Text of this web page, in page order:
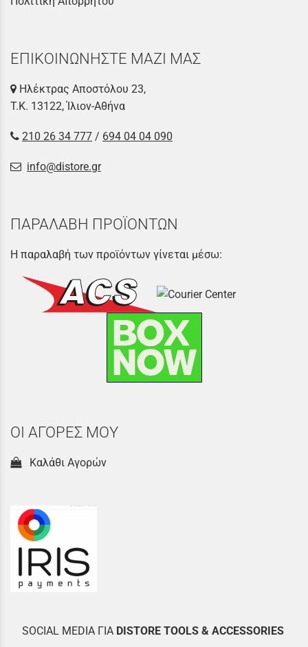
ΕΠΙΚΟΙΝΩΝΗΣΤΕ ΜΑΖΙ ΜΑΣ
Ηλέκτρας Αποστόλου 23,
Τ.Κ. 13122, Ίλιον-Αθήνα
210 26 34 777 / 694 04 04 090
info@distore.gr
ΠΑΡΑΛΑΒΗ ΠΡΟΪΟΝΤΩΝ
Η παραλαβή των προϊόντων γίνεται μέσω:
ΟΙ ΑΓΟΡΕΣ ΜΟΥ
Καλάθι Αγορών
SOCIAL MEDIA ΓΙΑ DISTORE TOOLS & ACCESSORIES